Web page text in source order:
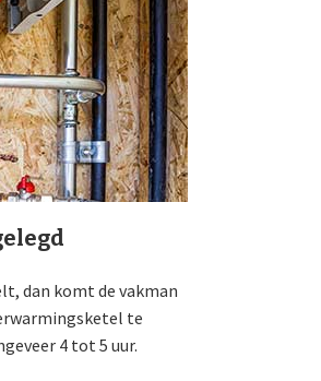
dan komt de vakman
te
4 tot 5 uur.